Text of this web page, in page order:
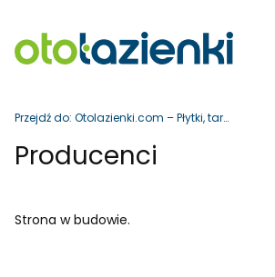
Przejdź do: Otolazienki.com – Płytki, tarasy i wyposażenie łazienki
Producenci
Strona w budowie.